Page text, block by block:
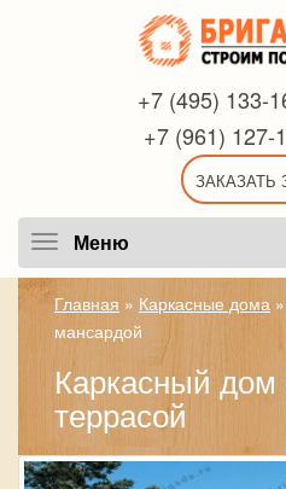
+7 (495) 133-
+7 (961) 127-
ЗАКАЗАТЬ
Меню
Главная » Каркасные дома »
мансардой
Каркасный
террасой